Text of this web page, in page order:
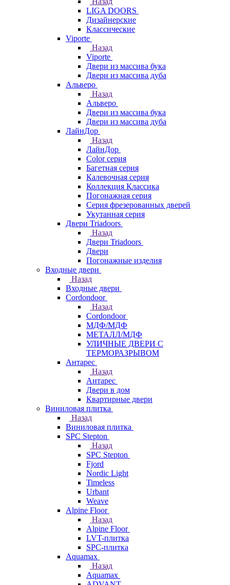
LIGA DOORS
Дизайнерские
Классические
Viporte
Назад
Viporte
Двери из массива бука
Двери из массива дуба
Альверо
Назад
Альверо
Двери из массива бука
Двери из массива дуба
ЛайнДор
Назад
ЛайнДор
Color серия
Багетная серия
Калевочная серия
Коллекция Классика
Погонажная серия
Серия фрезерованных дверей
Укутанная серия
Двери Triadoors
Назад
Двери Triadoors
Двери
Погонажные изделия
Входные двери
Назад
Входные двери
Cordondoor
Назад
Cordondoor
МДФ/МДФ
МЕТАЛЛ/МДФ
УЛИЧНЫЕ ДВЕРИ С
ТЕРМОРАЗРЫВОМ
Антарес
Назад
Антарес
Двери в дом
Квартирные двери
Виниловая плитка
Назад
Виниловая плитка
SPC Stepton
Назад
SPC Stepton
Fjord
Nordic Light
Timeless
Urbant
Weave
Alpine Floor
Назад
Alpine Floor
LVT-плитка
SPC-плитка
Aquamax
Назад
Aquamax